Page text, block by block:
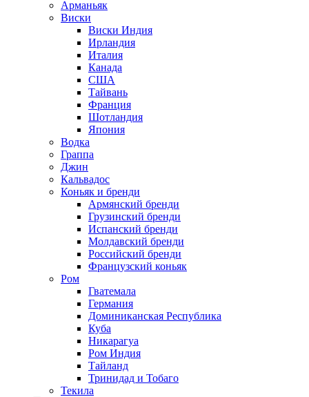
Арманьяк
Виски
Виски Индия
Ирландия
Италия
Канада
США
Тайвань
Франция
Шотландия
Япония
Водка
Граппа
Джин
Кальвадос
Коньяк и бренди
Армянский бренди
Грузинский бренди
Испанский бренди
Молдавский бренди
Российский бренди
Французский коньяк
Ром
Гватемала
Германия
Доминиканская Республика
Куба
Никарагуа
Ром Индия
Тайланд
Тринидад и Тобаго
Текила